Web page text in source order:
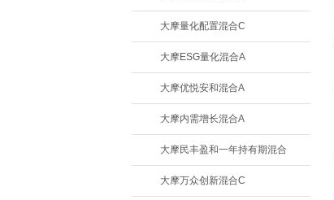
大摩量化配置混合C
大摩ESG量化混合A
大摩优悦安和混合A
大摩内需增长混合A
大摩民丰盈和一年持有期混合
大摩万众创新混合C